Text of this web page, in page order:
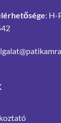
: H-